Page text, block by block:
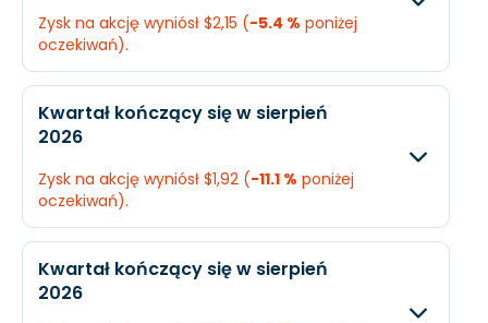
Dochód $870 mln.
EPS $3,52
Zysk na akcję wyniósł $2,15 (-5.4 % poniżej
oczekiwań).
Przychody
Dochód $561,6 mln.
EPS $2,27 $2,15
Kwartał kończący się w sierpień
2026
Zysk na akcję wyniósł $1,92 (-11.1 % poniżej
oczekiwań).
Przychody
Kwartał kończący się w sierpień
2026